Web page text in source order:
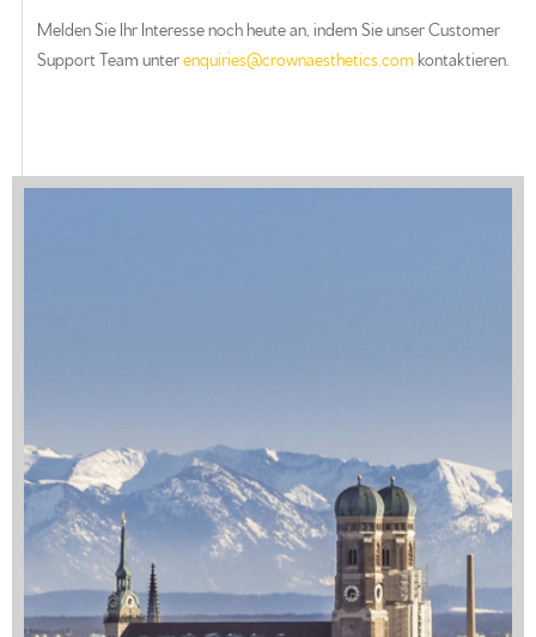
Melden Sie Ihr Interesse noch heute an, indem Sie unser Customer
Support Team unterenquiries@crownaesthetics.com kontaktieren.